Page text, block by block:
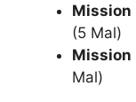
Mission
(5 Mal)
Mission
Mal)